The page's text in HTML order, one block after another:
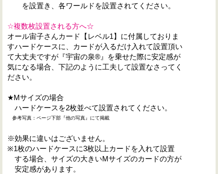
を設置き、各ワールドを設置されてください。
☆複数枚設置される方へ☆
オール宙子さんカード【レベル1】に付属しておりま
すハードケースに、カードが入るだけ入れて設置頂い
て大丈夫ですが『宇宙の泉®』を乗せた際に安定感が
気になる場合、下記のように工夫して設置なさってく
ださい。
★Mサイズの場合
ハードケースを2枚並べて設置されてください。
参考写真：ページ下部『他の写真』にて掲載
※効果に違いはございません。
※1枚のハードケースに3枚以上カードを入れて設置
する場合、サイズの大きいMサイズのカードの方が
安定感があります。